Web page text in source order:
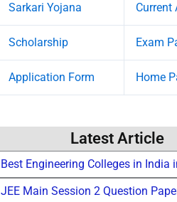
Sarkari Yojana Current
Scholarship Exam
Application Form Home
Latest Article
Best Engineering Colleges in India
JEE Main Session 2 Question